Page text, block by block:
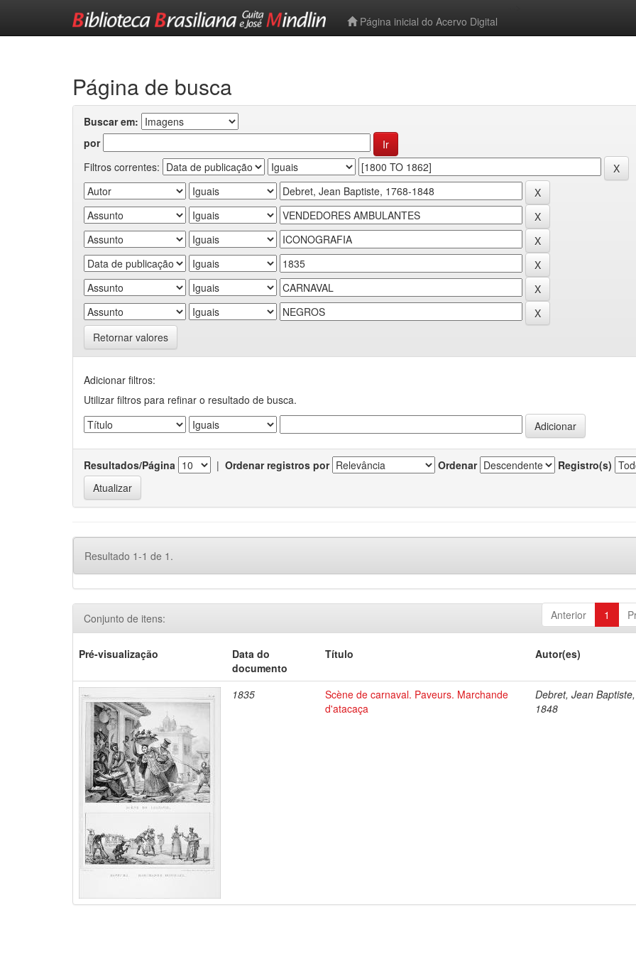
Página inicial do Acervo Digital
Página de busca
Buscar em:
por
Filtros correntes:
Retornar valores
Adicionar filtros:
Utilizar filtros para refinar o resultado de busca.
Resultados/Página | Ordenar registros por Ordenar Registro(s)
Resultado 1-1 de 1.
Anterior 1
Conjunto de itens:
Pré-visualização
Data do
documento
Título Autor(es)
1835
Scène de carnaval. Paveurs. Marchande
d'atacaça
Debret, Jean
1848